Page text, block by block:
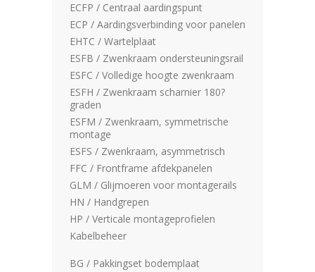
ECFP / Centraal aardingspunt
ECP / Aardingsverbinding voor panelen
EHTC / Wartelplaat
ESFB / Zwenkraam ondersteuningsrail
ESFC / Volledige hoogte zwenkraam
ESFH / Zwenkraam scharnier 180?
graden
ESFM / Zwenkraam, symmetrische
montage
ESFS / Zwenkraam, asymmetrisch
FFC / Frontframe afdekpanelen
GLM / Glijmoeren voor montagerails
HN / Handgrepen
HP / Verticale montageprofielen
Kabelbeheer
BG / Pakkingset bodemplaat